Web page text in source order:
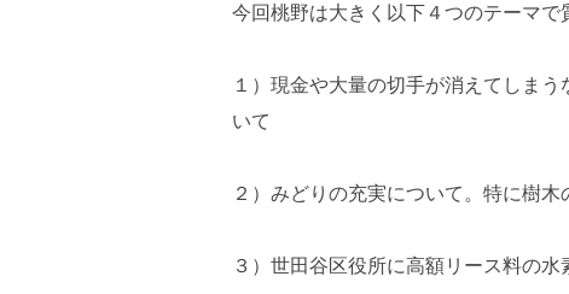
今回桃野は大きく以下４つのテーマで
１）現金や大量の切手が消えてしま
いて
２）みどりの充実について。特に樹
３）世田谷区役所に高額リース料の水